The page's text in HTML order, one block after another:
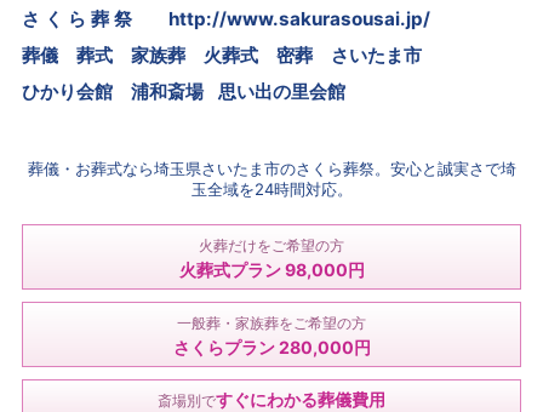
さ く ら 葬 祭
http://www.sakurasousai.jp/
葬儀 葬式 家族葬 火葬式 密葬さいたま市
ひかり会館 浦和斎場 思い出の里会館
葬儀・お葬式なら埼玉県さいたま市のさくら葬祭。安心と誠実さで埼
玉全域を24時間対応。
火葬だけをご希望の方
火葬式プラン 98,000円
一般葬・家族葬をご希望の方
さくらプラン 280,000円
斎場別ですぐにわかる葬儀費用